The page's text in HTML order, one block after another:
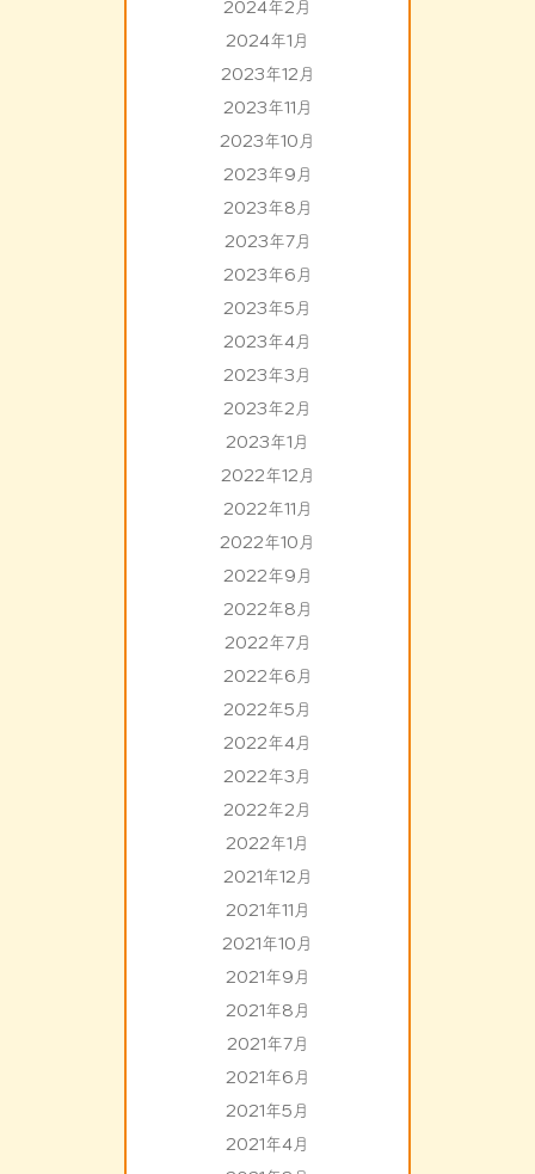
2024年2月
2024年1月
2023年12月
2023年11月
2023年10月
2023年9月
2023年8月
2023年7月
2023年6月
2023年5月
2023年4月
2023年3月
2023年2月
2023年1月
2022年12月
2022年11月
2022年10月
2022年9月
2022年8月
2022年7月
2022年6月
2022年5月
2022年4月
2022年3月
2022年2月
2022年1月
2021年12月
2021年11月
2021年10月
2021年9月
2021年8月
2021年7月
2021年6月
2021年5月
2021年4月